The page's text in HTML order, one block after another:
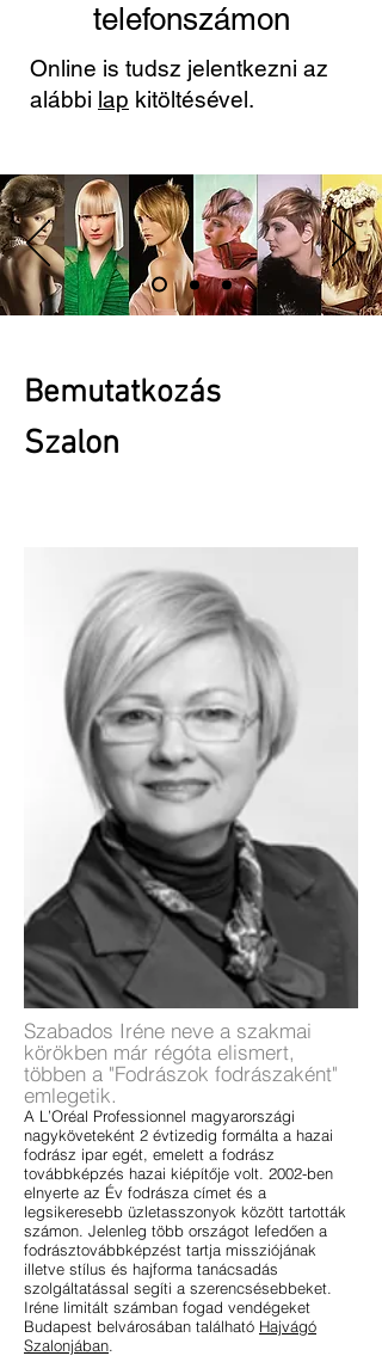
telefonszámon
Online is tudsz jelentkezni az
alábbi lap kitöltésével.
Bemutatkozás
Szalon
Szabados Iréne neve a szakmai
körökben már régóta elismert,
többen a "Fodrászok fodrászaként"
emlegetik.
A L’Oréal Professionnel magyarországi
nagyköveteként 2 évtizedig formálta a hazai
fodrász ipar egét, emelett a fodrász
továbbképzés hazai kiépítője volt. 2002-ben
elnyerte az Év fodrásza címet és a
legsikeresebb üzletasszonyok között tartották
számon. Jelenleg több országot lefedően a
fodrásztovábbképzést tartja missziójának
illetve stílus és hajforma tanácsadás
szolgáltatással segíti a szerencsésebbeket.
Iréne limitált számban fogad vendégeket
Budapest belvárosában található Hajvágó
Szalonjában.